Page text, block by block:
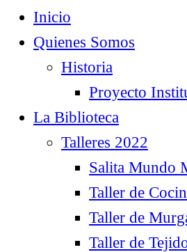
Inicio
Quienes Somos
Historia
Proyecto
La Biblioteca
Talleres 2022
Salita Mundo
Taller de
Taller de
Taller de